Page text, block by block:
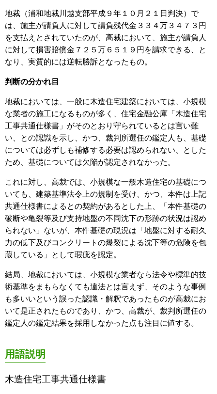
地裁（浦和地裁川越支部平成９年１０月２１日判決）で
は、施主が請負人に対して請負残代金３３４万３４７３円
を支払えとされていたのが、高裁において、施主が請負人
に対して損害賠償金７２５万６５１９円を請求できる、と
なり、実質的には逆転勝訴となったもの。
判断の分かれ目
地裁においては、一般に木造住宅建築においては、小規模
な業者の施工になるものが多く、住宅金融公庫「木造住宅
工事共通仕様書」がそのとおり守られているとは言い難
い、との認識を示し、かつ、裁判所選任の鑑定人も、基礎
については必ずしも補修する必要は認められない、とした
ため、基礎については欠陥が認定されなかった。
これに対し、高裁では、小規模な一般木造住宅の基礎につ
いても、建築基準法令上の規制を受け、かつ、本件は上記
共通仕様書によるとの契約があるとした上、「本件基礎の
破断や亀裂等及び支持地盤の不同沈下の形跡の状況は認め
られない」ないが、本件基礎の現況は「地盤に対する耐久
力の低下及びコンクリートの爆裂による沈下等の危険を包
蔵している」として瑕疵を認定。
結局、地裁においては、小規模な業者なら法令や標準的技
術基準をまもらなくても違法とは言えず、そのような事例
も多いいという誤った認識・解釈であったものが高裁にお
いて是正されたものであり、かつ、高裁が、裁判所選任の
鑑定人の鑑定結果を採用しなかった点も注目に値する。
用語説明
木造住宅工事共通仕様書